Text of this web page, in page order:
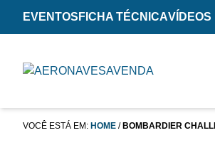
EVENTOS FICHA TÉCNICAVÍDEOS
VOCÊ ESTÁ EM: HOME / BOMBARDIER